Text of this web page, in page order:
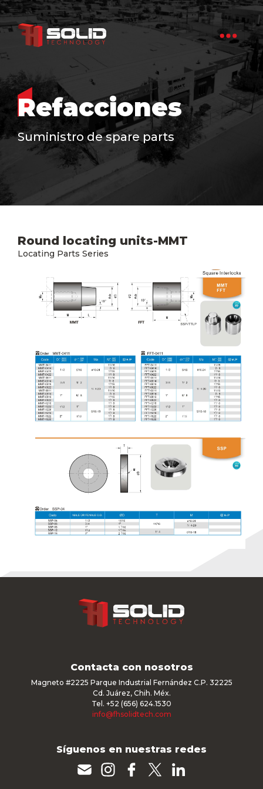
Refacciones
Suministro de spare parts
Round locating units-MMT
Locating Parts Series
Contacta con nosotros
Magneto #2225 Parque Industrial Fernández C.P. 32225
Cd. Juárez, Chih. Méx.
Tel. +52 (656) 624.1530
info@fhsolidtech.com
Síguenos en nuestras redes